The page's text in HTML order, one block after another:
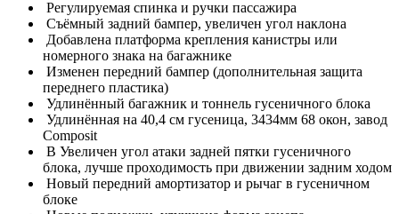
Регулируемая спинка и ручки пассажира
Съёмный задний бампер, увеличен угол наклона
Добавлена платформа крепления канистры или
номерного знака на багажнике
Изменен передний бампер (дополнительная защита
переднего пластика)
Удлинённый багажник и тоннель гусеничного блока
Удлинённая на 40,4 см гусеница, 3434мм 68 окон, завод
Composit
В Увеличен угол атаки задней пятки гусеничного
блока, лучше проходимость при движении задним ходом
Новый передний амортизатор и рычаг в гусеничном
блоке